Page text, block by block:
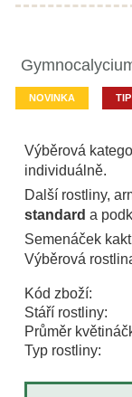
NOVINKA TIP
Výběrová
individuálně.
Další rostliny,
standard a
Semenáček
Výběrová
Kód zboží:
Stáří rostliny:
Průměr
Typ rostliny: